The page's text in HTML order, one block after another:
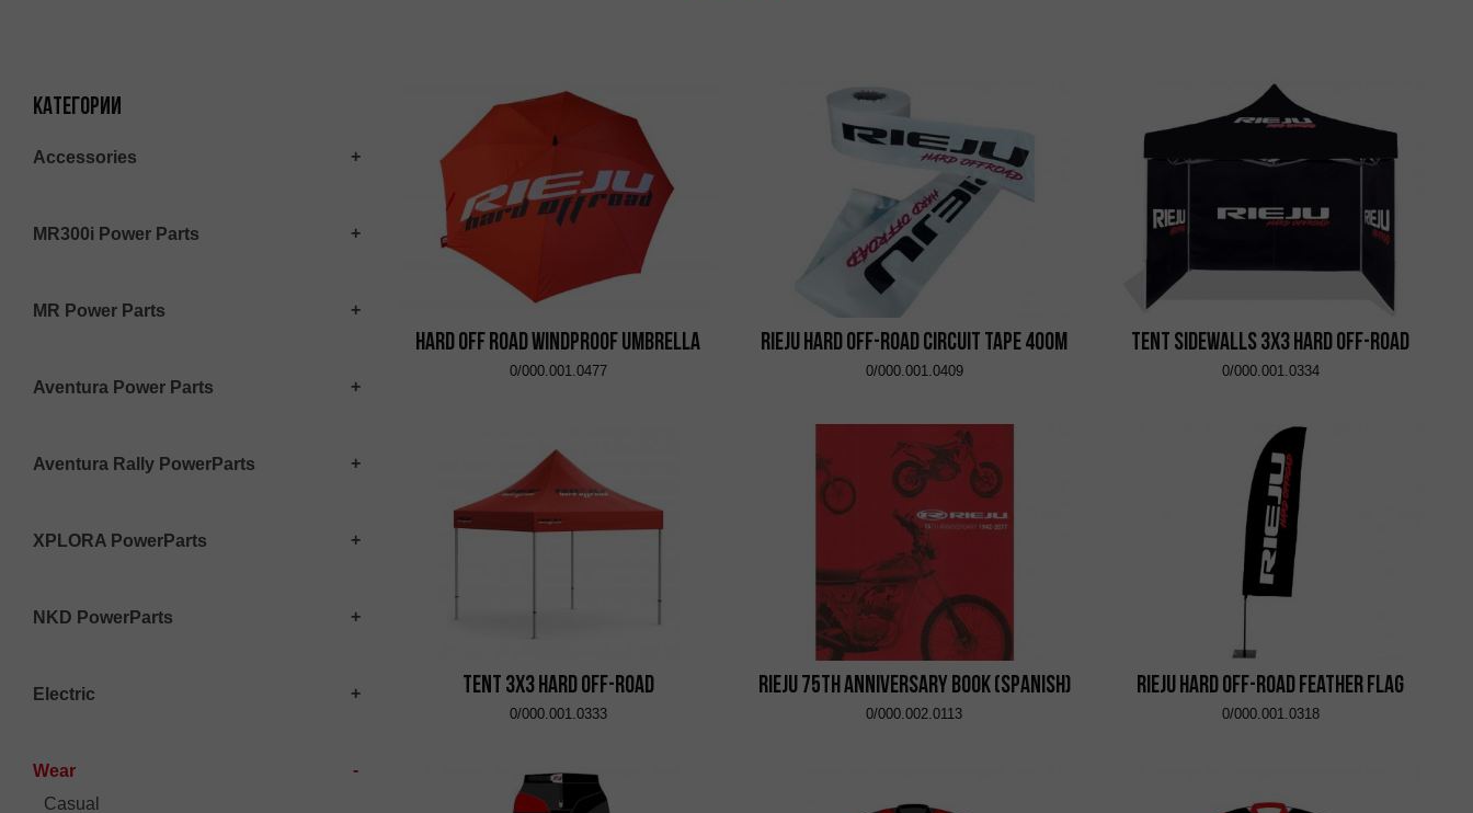
Категории
Accessories
MR300i Power Parts
MR Power Parts
Aventura Power Parts
Aventura Rally PowerParts
XPLORA PowerParts
NKD PowerParts
Electric
Wear
Casual
Hard Off Road Windproof Umbrella
0/000.001.0477
RIEJU Hard Off-Road Circuit Tape 400m
0/000.001.0409
Tent Sidewalls 3x3 Hard Off-Road
0/000.001.0334
Tent 3x3 Hard Off-Road
0/000.001.0333
RIEJU 75th Anniversary Book (SPANISH)
0/000.002.0113
RIEJU Hard Off-Road Feather Flag
0/000.001.0318